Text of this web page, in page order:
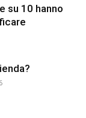
su 10 hanno